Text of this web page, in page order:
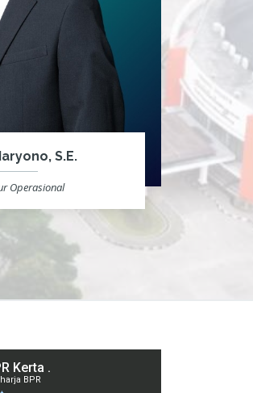
S.E.
Operasional